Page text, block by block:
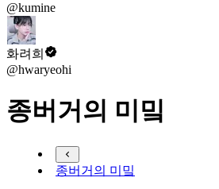
@kumine
화려희
@hwaryeohi
종버거의 미밐
종버거의 미밐